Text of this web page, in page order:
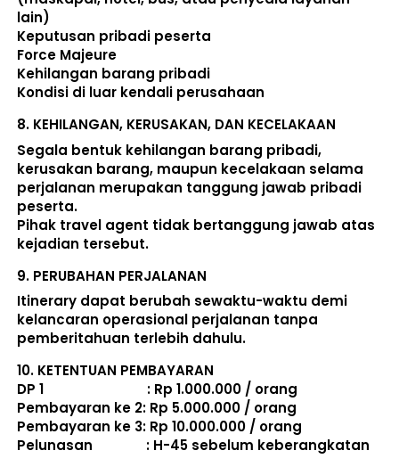
lain)
Keputusan pribadi peserta
Force Majeure
Kehilangan barang pribadi
Kondisi di luar kendali perusahaan
8. KEHILANGAN, KERUSAKAN, DAN KECELAKAAN
Segala bentuk kehilangan barang pribadi,
kerusakan barang, maupun kecelakaan selama
perjalanan merupakan tanggung jawab pribadi
peserta.
Pihak travel agent tidak bertanggung jawab atas
kejadian tersebut.
9. PERUBAHAN PERJALANAN
Itinerary dapat berubah sewaktu-waktu demi
kelancaran operasional perjalanan tanpa
pemberitahuan terlebih dahulu.
10. KETENTUAN PEMBAYARAN
DP 1                             : Rp 1.000.000 / orang
Pembayaran ke 2: Rp 5.000.000 / orang
Pembayaran ke 3: Rp 10.000.000 / orang
Pelunasan               : H-45 sebelum keberangkatan